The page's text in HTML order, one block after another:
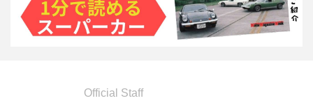
Official Staff